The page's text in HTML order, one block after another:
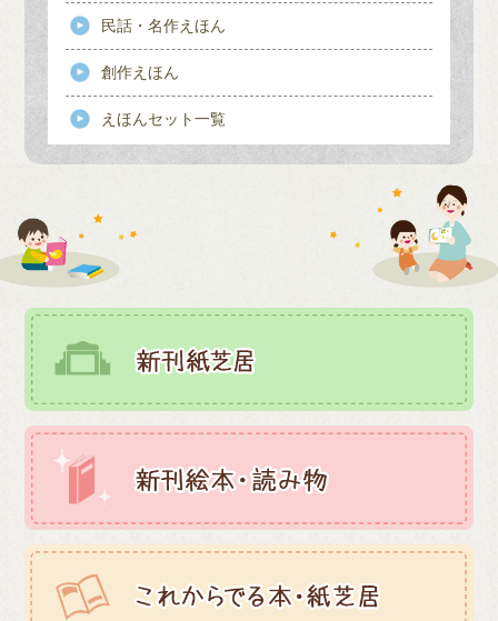
民話・名作えほん
創作えほん
えほんセット一覧